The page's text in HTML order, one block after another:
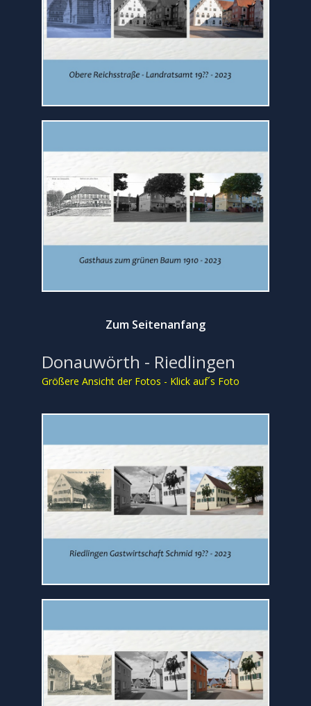
Zum Seitenanfang
Donauwörth - Riedlingen
Größere Ansicht der Fotos - Klick auf´s Foto